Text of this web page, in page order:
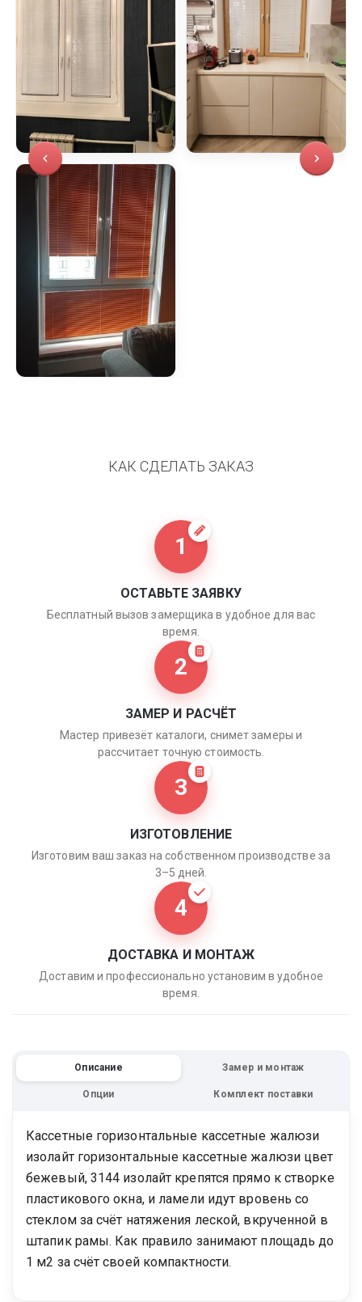
КАК СДЕЛАТЬ ЗАКАЗ
1
ОСТАВЬТЕ ЗАЯВКУ
Бесплатный вызов замерщика в удобное для вас
время.
2
ЗАМЕР И РАСЧЁТ
Мастер привезёт каталоги, снимет замеры и
рассчитает точную стоимость.
3
ИЗГОТОВЛЕНИЕ
Изготовим ваш заказ на собственном производстве за
3–5 дней.
4
ДОСТАВКА И МОНТАЖ
Доставим и профессионально установим в удобное
время.
Описание Замер и монтаж
Опции Комплект поставки
Кассетные горизонтальные кассетные жалюзи
изолайт горизонтальные кассетные жалюзи цвет
бежевый, 3144 изолайт крепятся прямо к створке
пластикового окна, и ламели идут вровень со
стеклом за счёт натяжения леской, вкрученной в
штапик рамы. Как правило занимают площадь до
1 м2 за счёт своей компактности.